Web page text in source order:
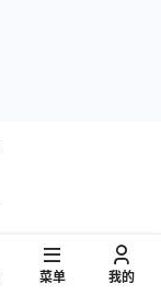
菜单 我的